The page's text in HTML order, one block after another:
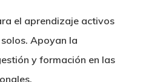
el aprendizaje activos
Apoyan la
y formación en las